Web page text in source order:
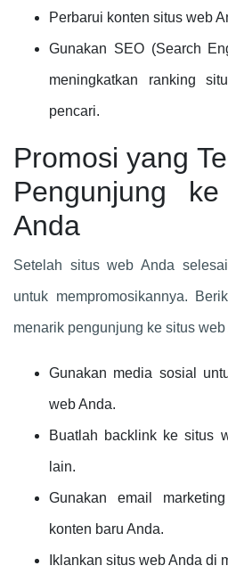
Perbarui konten situs web
Gunakan SEO (Search
meningkatkan ranking
pencari.
Promosi yang
Pengunjung
Anda
Setelah situs web Anda
untuk mempromosikannya.
menarik pengunjung ke situs web
Gunakan media sosial
web Anda.
Buatlah backlink ke situs
lain.
Gunakan email
konten baru Anda.
Iklankan situs web Anda di